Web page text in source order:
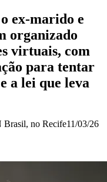
ex-marido e
organizado
virtuais, com
para tentar
a lei que leva
Brasil, no Recife11/03/26